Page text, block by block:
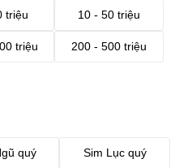
triệu 10 - 50 triệu
triệu 200 - 500 triệu
quý Sim Lục quý